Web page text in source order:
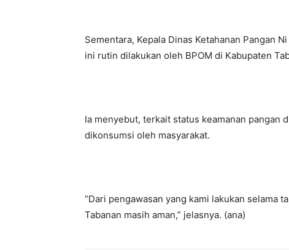
Sementara, Kepala Dinas Ketahanan Pangan
ini rutin dilakukan oleh BPOM di Kabupaten
Ia menyebut, terkait status keamanan pangan
dikonsumsi oleh masyarakat.
“Dari pengawasan yang kami lakukan selama
Tabanan masih aman,” jelasnya. (ana)